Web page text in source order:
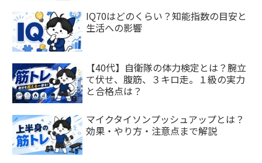
IQ70はどのくらい？知能指数の目安と
生活への影響
【40代】自衛隊の体力検定とは？腕立
て伏せ、腹筋、３キロ走。１級の実力
と合格点は？
マイクタイソンプッシュアップとは？
効果・やり方・注意点まで解説